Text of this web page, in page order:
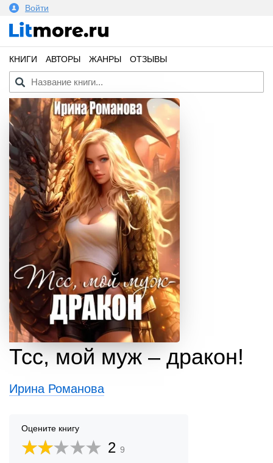
Войти
КНИГИ АВТОРЫ ЖАНРЫ ОТЗЫВЫ
Тсс, мой муж – дракон!
Ирина Романова
Оцените книгу
2 9